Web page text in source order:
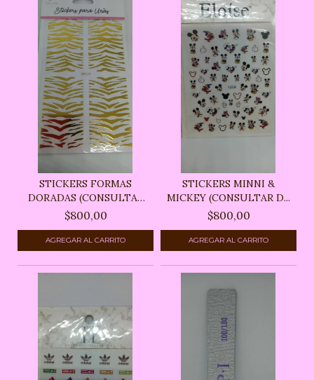
STICKERS FORMAS
DORADAS (CONSULTAR
DISPO...
$800,00
STICKERS MINNI &
MICKEY (CONSULTAR D...
$800,00